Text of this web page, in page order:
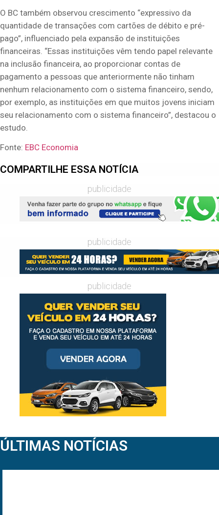
O BC também observou crescimento “expressivo da
quantidade de transações com cartões de débito e pré-
pago”, influenciado pela expansão de instituições
financeiras. “Essas instituições vêm tendo papel relevante
na inclusão financeira, ao proporcionar contas de
pagamento a pessoas que anteriormente não tinham
nenhum relacionamento com o sistema financeiro, sendo,
por exemplo, as instituições em que muitos jovens iniciam
seu relacionamento com o sistema financeiro”, destacou o
estudo.
Fonte: EBC Economia
COMPARTILHE ESSA NOTÍCIA
publicidade
publicidade
publicidade
ÚLTIMAS NOTÍCIAS